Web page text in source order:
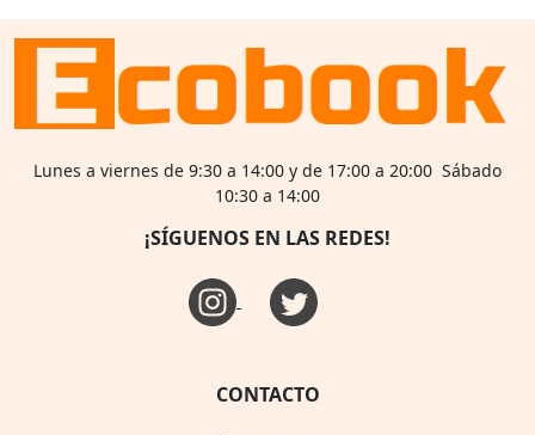
Lunes a viernes de 9:30 a 14:00 y de 17:00 a 20:00 Sábado
10:30 a 14:00
¡SÍGUENOS EN LAS REDES!
CONTACTO